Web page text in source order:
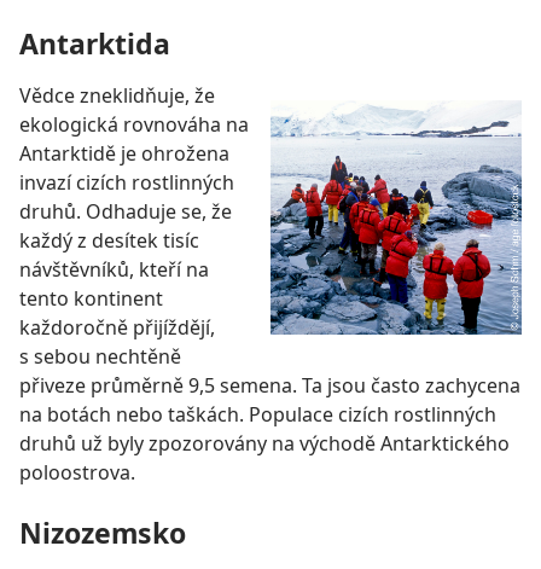
Antarktida
Vědce zneklidňuje, že
ekologická rovnováha na
Antarktidě je ohrožena
invazí cizích rostlinných
druhů. Odhaduje se, že
každý z desítek tisíc
návštěvníků, kteří na
tento kontinent
každoročně přijíždějí,
s sebou nechtěně
přiveze průměrně 9,5 semena. Ta jsou často zachycena
na botách nebo taškách. Populace cizích rostlinných
druhů už byly zpozorovány na východě Antarktického
poloostrova.
Nizozemsko